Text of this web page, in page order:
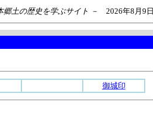
郷土の歴史を学ぶサイト － 2026年8月9日
御城印